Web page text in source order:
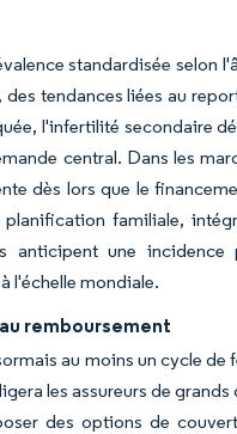
standardisée selon
tendances liées au
l'infertilité secondaire
central. Dans les
dès lors que le
familiale,
une
l'échelle mondiale.
remboursement
au moins un cycle
les assureurs de
des options de